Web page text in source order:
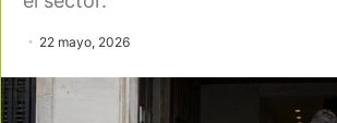
22 mayo, 2026